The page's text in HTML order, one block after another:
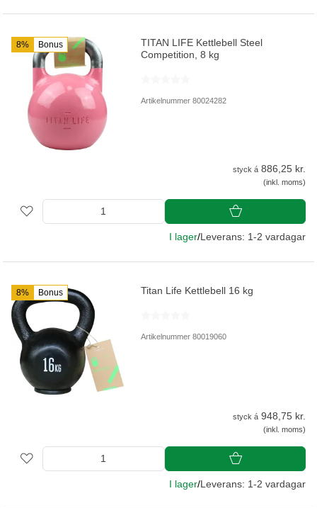
8% Bonus
TITAN LIFE Kettlebell Steel
Competition, 8 kg
Artikelnummer 80024282
styck á 886,25 kr.
(inkl. moms)
I lager/Leverans: 1-2 vardagar
8% Bonus Titan Life Kettlebell 16 kg
Artikelnummer 80019060
styck á 948,75 kr.
(inkl. moms)
I lager/Leverans: 1-2 vardagar